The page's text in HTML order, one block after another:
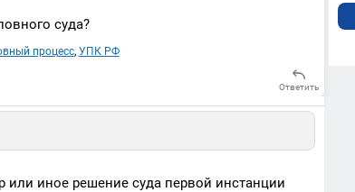
суда?
процесс, УПК РФ
Ответить
или иное решение суда первой инстанции